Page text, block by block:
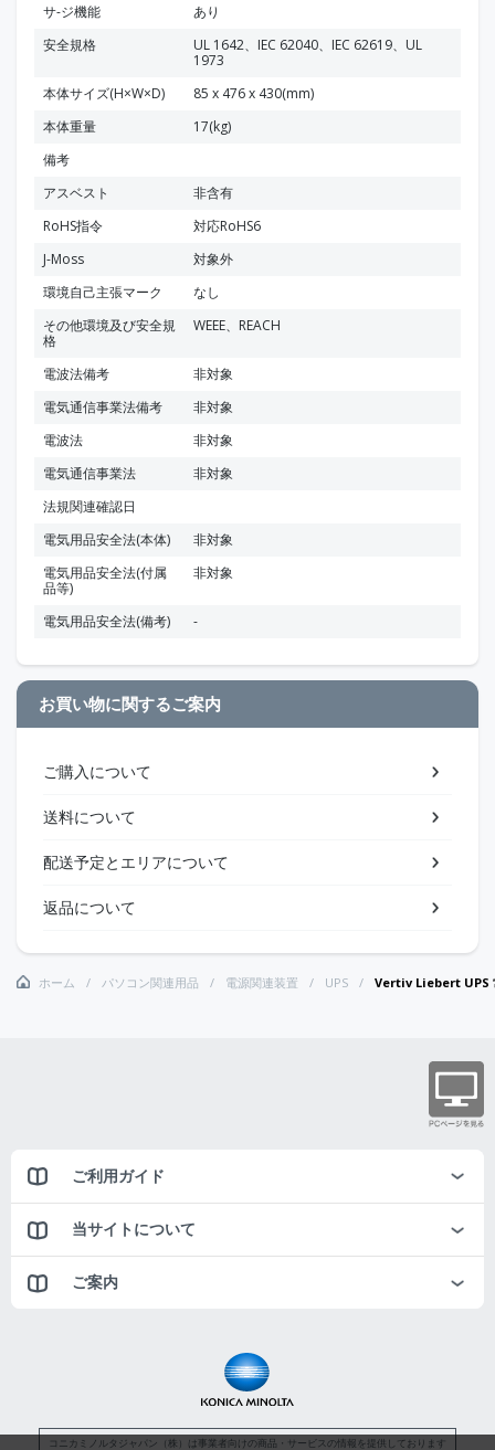
サ-ジ機能
あり
安全規格
UL 1642、IEC 62040、IEC 62619、UL
1973
本体サイズ(H×W×D)
85 x 476 x 430(mm)
本体重量
17(kg)
備考
アスベスト
非含有
RoHS指令
対応RoHS6
J-Moss
対象外
環境自己主張マーク
なし
その他環境及び安全規
格
WEEE、REACH
電波法備考
非対象
電気通信事業法備考
非対象
電波法
非対象
電気通信事業法
非対象
法規関連確認日
電気用品安全法(本体)
非対象
電気用品安全法(付属
品等)
非対象
電気用品安全法(備考) -
お買い物に関するご案内
ご購入について
送料について
配送予定とエリアについて
返品について
ホーム パソコン関連用品 電源関連装置 UPS Vertiv Liebert UPS
ご利用ガイド
当サイトについて
ご案内
コニカミノルタジャパン（株）は事業者向けの商品・サービスの情報を提供しております